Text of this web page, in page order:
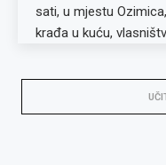
sati, u mjestu
krađa u kuću,